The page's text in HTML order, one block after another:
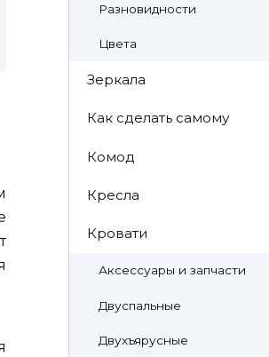
Разновидности
Цвета
Зеркала
Как сделать самому
Комод
Кресла
Кровати
Аксессуары и запчасти
Двуспальные
Двухъярусные